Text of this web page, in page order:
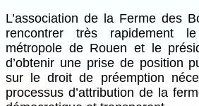
L’association de la Ferme des
rencontrer très rapidement
métropole de Rouen et le
d’obtenir une prise de position
sur le droit de préemption
processus d’attribution de la